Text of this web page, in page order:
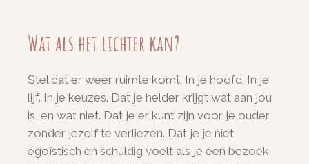
Wat als het lichter kan?
Stel dat er weer ruimte komt. In je hoofd. In je
lijf. In je keuzes. Dat je helder krijgt wat aan jou
is, en wat niet. Dat je er kunt zijn voor je ouder,
zonder jezelf te verliezen. Dat je je niet
egoïstisch en schuldig voelt als je een bezoek